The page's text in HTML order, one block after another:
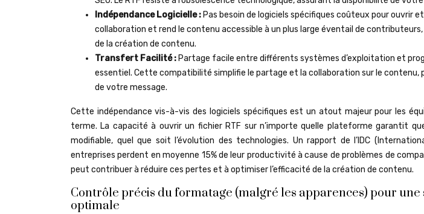
Indépendance Logicielle : Pas besoin de logiciels spécifiques coûteux pour ouvrir
collaboration et rend le contenu accessible à un plus large éventail de
de la création de contenu.
Transfert Facilité : Partage facile entre différents systèmes d’exploitation et
essentiel. Cette compatibilité simplifie le partage et la collaboration sur le contenu,
de votre message.
Cette indépendance vis-à-vis des logiciels spécifiques est un atout majeur pour les
terme. La capacité à ouvrir un fichier RTF sur n’importe quelle plateforme garantit
modifiable, quel que soit l’évolution des technologies. Un rapport de l’IDC
entreprises perdent en moyenne 15% de leur productivité à cause de problèmes de
peut contribuer à réduire ces pertes et à optimiser l’efficacité de la création de contenu.
Contrôle précis du formatage (malgré les apparences) pour
optimale